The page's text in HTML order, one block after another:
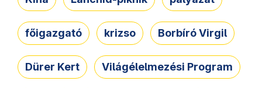
főigazgató krizso Borbíró Virgil
Dürer Kert Világélelmezési Program